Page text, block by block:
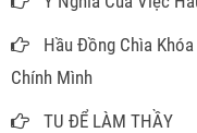
Hầu Đồng Chìa
Chính Mình
TU ĐỂ LÀM THẦY